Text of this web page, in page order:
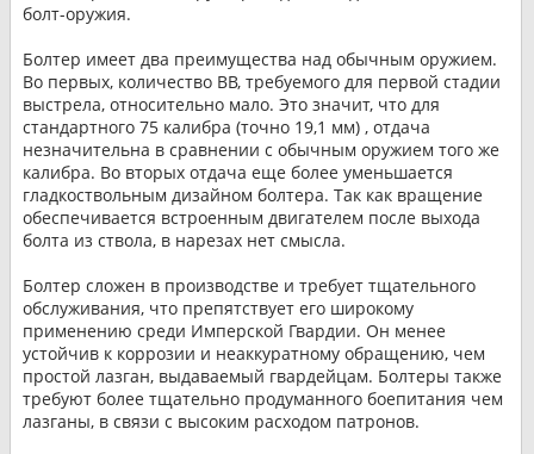
болт-оружия.
Болтер имеет два преимущества над обычным оружием.
Во первых, количество ВВ, требуемого для первой стадии
выстрела, относительно мало. Это значит, что для
стандартного 75 калибра (точно 19,1 мм) , отдача
незначительна в сравнении с обычным оружием того же
калибра. Во вторых отдача еще более уменьшается
гладкоствольным дизайном болтера. Так как вращение
обеспечивается встроенным двигателем после выхода
болта из ствола, в нарезах нет смысла.
Болтер сложен в производстве и требует тщательного
обслуживания, что препятствует его широкому
применению среди Имперской Гвардии. Он менее
устойчив к коррозии и неаккуратному обращению, чем
простой лазган, выдаваемый гвардейцам. Болтеры также
требуют более тщательно продуманного боепитания чем
лазганы, в связи с высоким расходом патронов.